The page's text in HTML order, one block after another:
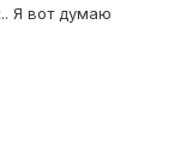
Я вот думаю